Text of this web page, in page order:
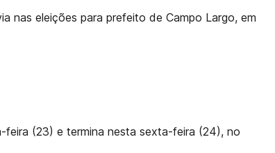
nas eleições para prefeito de Campo Largo, em
feira (23) e termina nesta sexta-feira (24), no